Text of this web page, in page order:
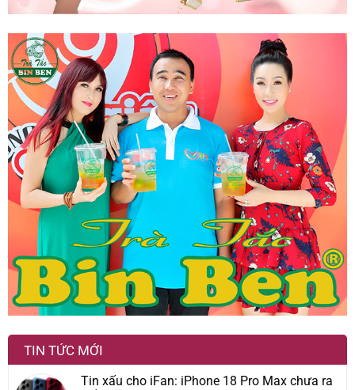
TIN TỨC MỚI
Tin xấu cho iFan: iPhone 18 Pro Max chưa ra